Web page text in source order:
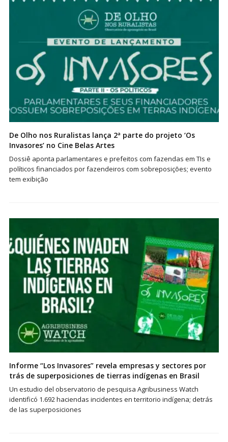
De Olho nos Ruralistas lança 2ª parte do projeto ‘Os
Invasores’ no Cine Belas Artes
Dossiê aponta parlamentares e prefeitos com fazendas em TIs e
políticos financiados por fazendeiros com sobreposições; evento
tem exibição
Informe “Los Invasores” revela empresas y sectores por
trás de superposiciones de tierras indígenas en Brasil
Un estudio del observatorio de pesquisa Agribusiness Watch
identificó 1.692 haciendas incidentes en territorio indígena; detrás
de las superposiciones